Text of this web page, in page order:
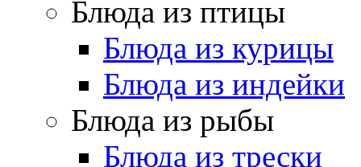
Блюда из птицы
Блюда из курицы
Блюда из индейки
Блюда из рыбы
Блюда из трески